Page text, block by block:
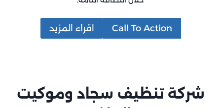
Call To Action اقراء المزيد
شركة تنظيف سجاد وموكيت